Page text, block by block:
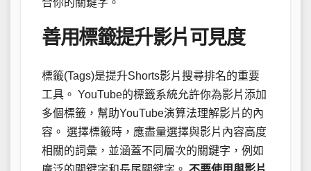
合你的關鍵字。
善用標籤提升影片可見度
標籤(Tags)是提升Shorts影片搜尋排名的重要
工具。 YouTube的標籤系統允許你為影片添加
多個標籤，幫助YouTube演算法理解影片的內
容。 選擇標籤時，應盡量選擇與影片內容高度
相關的詞彙，並涵蓋不同層次的關鍵字，例如